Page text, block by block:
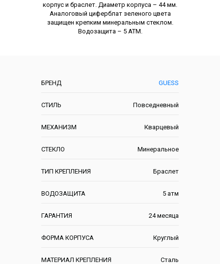
БРЕНД GUESS
СТИЛЬ Повседневный
МЕХАНИЗМ Кварцевый
СТЕКЛО Минеральное
ТИП КРЕПЛЕНИЯ Браслет
ВОДОЗАЩИТА 5 атм
ГАРАНТИЯ 24 месяца
ФОРМА КОРПУСА Круглый
МАТЕРИАЛ КРЕПЛЕНИЯ Сталь
корпус и браслет. Диаметр корпуса – 44 мм.
Аналоговый циферблат зеленого цвета
защищен крепким минеральным стеклом.
Водозащита – 5 АТМ.